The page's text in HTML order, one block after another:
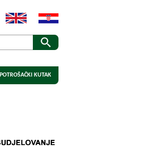
POTROŠAČKI KUTAK